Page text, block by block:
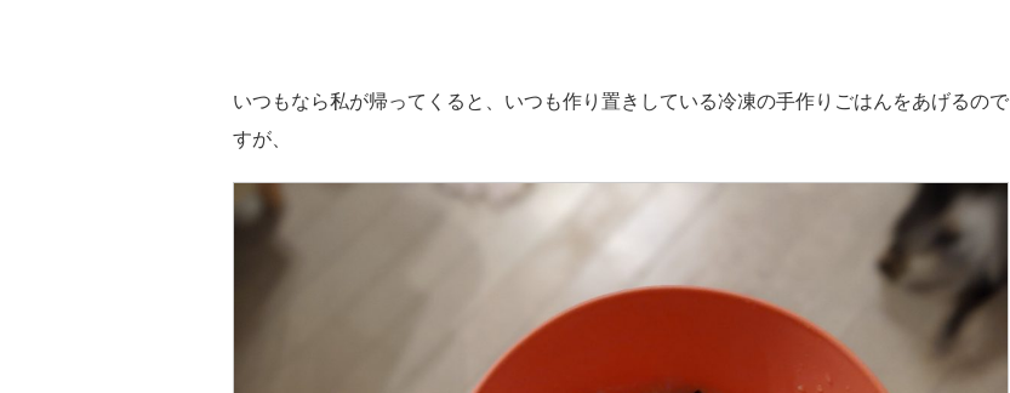
いつもなら私が帰ってくると、いつも作り置きしている冷凍の手作りごはんをあげるので
すが、